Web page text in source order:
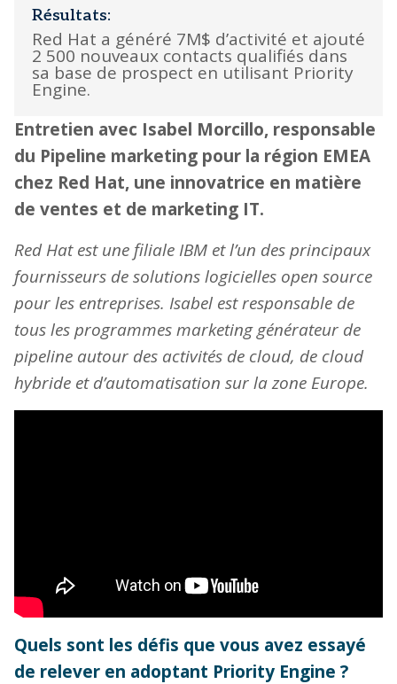
Résultats:
Red Hat a généré 7M$ d’activité et ajouté
2 500 nouveaux contacts qualifiés dans
sa base de prospect en utilisant Priority
Engine.
Entretien avec Isabel Morcillo, responsable
du Pipeline marketing pour la région EMEA
chez Red Hat, une innovatrice en matière
de ventes et de marketing IT.
Red Hat est une filiale IBM et l’un des principaux
fournisseurs de solutions logicielles open source
pour les entreprises. Isabel est responsable de
tous les programmes marketing générateur de
pipeline autour des activités de cloud, de cloud
hybride et d’automatisation sur la zone Europe.
Quels sont les défis que vous avez essayé
de relever en adoptant Priority Engine ?